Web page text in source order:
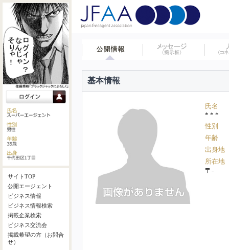
サイトTOP
公開エージェント
ビジネス情報
ビジネス情報検索
掲載企業検索
ビジネス交流会
掲載希望の方（お問合
せ）
基本情報
氏名
* * *
性別
年齢
出身地
所在地
〒-